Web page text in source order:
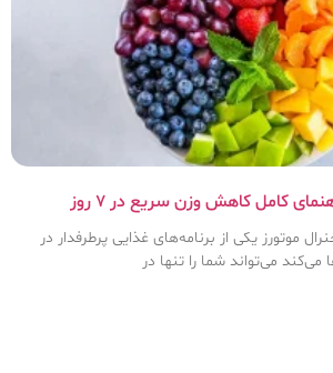
کامل کاهش وزن سریع در ۷ روز
موتورز یکی از برنامه‌های غذایی پرطرفدار در
می‌تواند شما را تنها در